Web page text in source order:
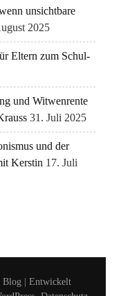
unsichtbare
2025
Eltern zum Schul-
und Witwenrente
31. Juli 2025
und der
Kerstin 17. Juli
Blog | Entwickelt